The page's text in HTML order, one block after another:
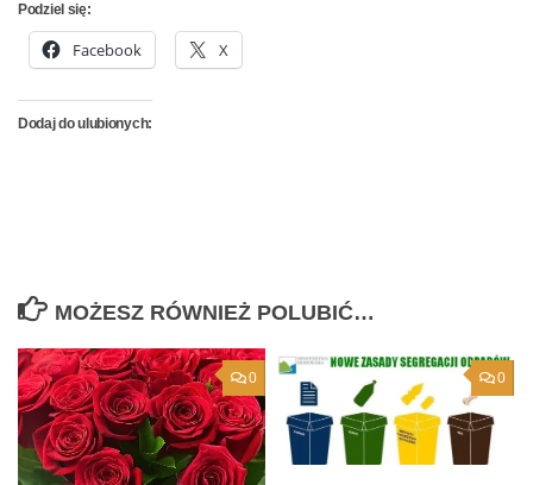
Podziel się:
Facebook X
Dodaj do ulubionych:
MOŻESZ RÓWNIEŻ POLUBIĆ…
0 0